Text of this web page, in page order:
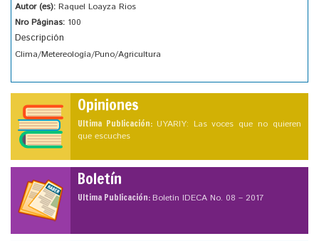
Autor (es): Raquel Loayza Rios
Nro Páginas: 100
Descripción
Clima/Metereología/Puno/Agricultura
Opiniones
Ultima Publicación: UYARIY: Las voces que no quieren
que escuches
Boletín
Ultima Publicación:Boletín IDECA No. 08 – 2017